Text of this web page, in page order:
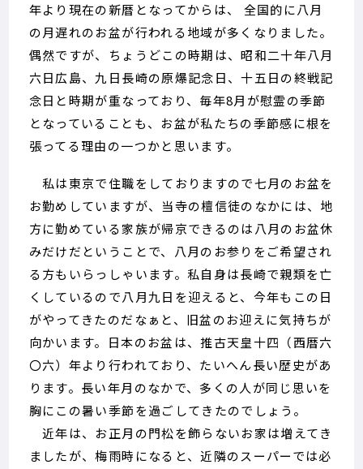
年より現在の新暦となってからは、 全国的に八月
の月遅れのお盆が行われる地域が多くなりました。
偶然ですが、ちょうどこの時期は、昭和二十年八月
六日広島、九日長崎の原爆記念日、十五日の終戦記
念日と時期が重なっており、毎年8月が慰霊の季節
となっていることも、お盆が私たちの季節感に根を
張ってる理由の一つかと思います。
私は東京で住職をしておりますので七月のお盆を
お勤めしていますが、当寺の檀信徒のなかには、地
方に勤めている家族が帰京できるのは八月のお盆休
みだけだということで、八月のお参りをご希望され
る方もいらっしゃいます。私自身は長崎で親類を亡
くしているので八月九日を迎えると、今年もこの日
がやってきたのだなぁと、旧盆のお迎えに気持ちが
向かいます。日本のお盆は、推古天皇十四（西暦六
〇六）年より行われており、たいへん長い歴史があ
ります。長い年月のなかで、多くの人が同じ思いを
胸にこの暑い季節を過ごしてきたのでしょう。
近年は、お正月の門松を飾らないお家は増えてき
ましたが、梅雨時になると、近隣のスーパーでは必